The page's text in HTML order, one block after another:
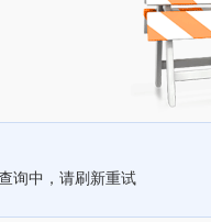
询中，请刷新重试